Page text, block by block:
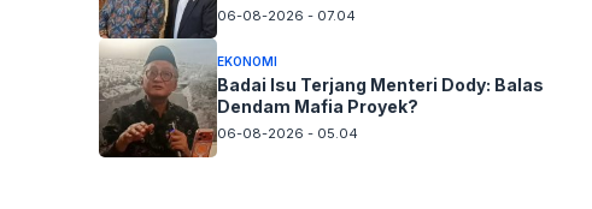
06-08-2026 - 07.04
EKONOMI
Badai Isu Terjang Menteri Dody: Balas
Dendam Mafia Proyek?
06-08-2026 - 05.04